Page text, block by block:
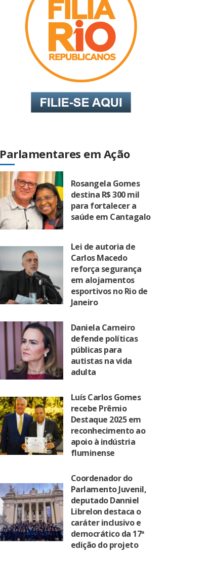
Parlamentares em Ação
Rosangela Gomes
destina R$ 300 mil
para fortalecer a
saúde em Cantagalo
Lei de autoria de
Carlos Macedo
reforça segurança
em alojamentos
esportivos no Rio de
Janeiro
Daniela Carneiro
defende políticas
públicas para
autistas na vida
adulta
Luís Carlos Gomes
recebe Prêmio
Destaque 2025 em
reconhecimento ao
apoio à indústria
fluminense
Coordenador do
Parlamento Juvenil,
deputado Danniel
Librelon destaca o
caráter inclusivo e
democrático da 17ª
edição do projeto